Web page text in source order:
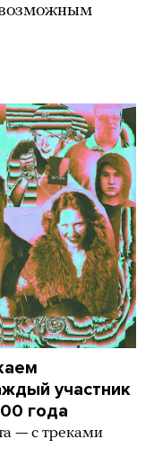
возможным
участник
года
— с треками